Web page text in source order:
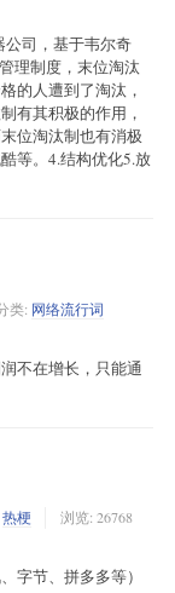
公司，基于韦尔奇
理制度，末位淘汰
的人遭到了淘汰，
有其积极的作用，
位淘汰制也有消极
等。4.结构优化5.放
类: 网络流行词
不在‌​​​​‌​‌​​​​​​​‌增长，只能通
热梗
浏览: 26768
字节、拼多多等）